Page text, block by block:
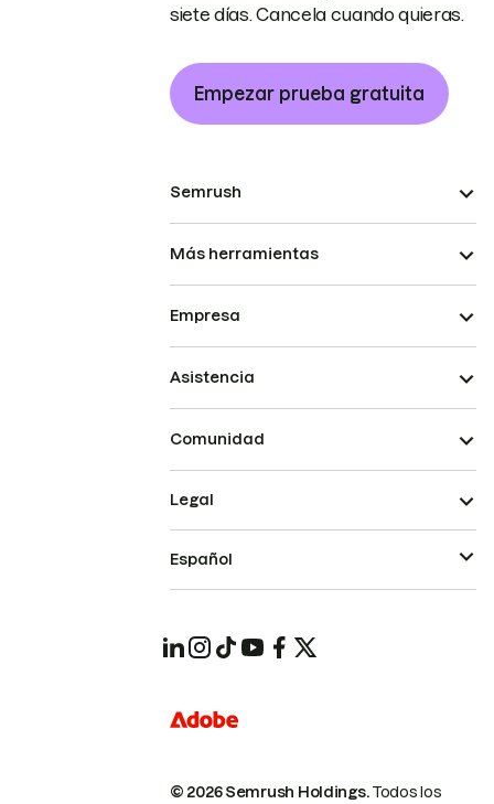
siete días. Cancela cuando quieras.
Empezar prueba gratuita
Semrush
Más herramientas
Empresa
Asistencia
Comunidad
© 2026 Semrush Holdings.Todos los
Legal
Español